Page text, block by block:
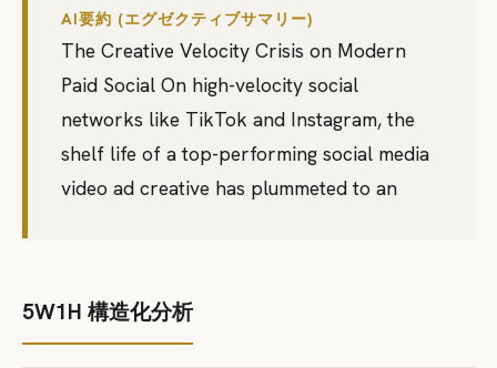
AI要約 (エグゼクティブサマリー)
The Creative Velocity Crisis on Modern
Paid Social On high-velocity social
networks like TikTok and Instagram, the
shelf life of a top-performing social media
video ad creative has plummeted to an
5W1H 構造化分析